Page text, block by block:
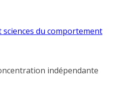
sciences du comportement
indépendante